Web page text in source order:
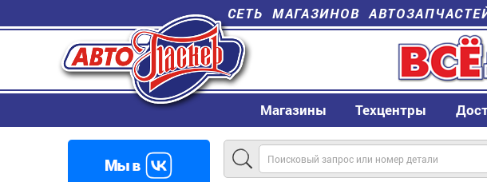
СЕТЬ МАГАЗИНОВ
Магазины Техцентры